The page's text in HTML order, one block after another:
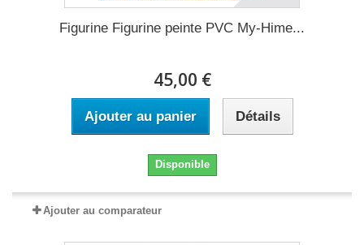
Figurine Figurine peinte PVC My-Hime...
45,00 €
Ajouter au panier Détails
Disponible
Ajouter au comparateur